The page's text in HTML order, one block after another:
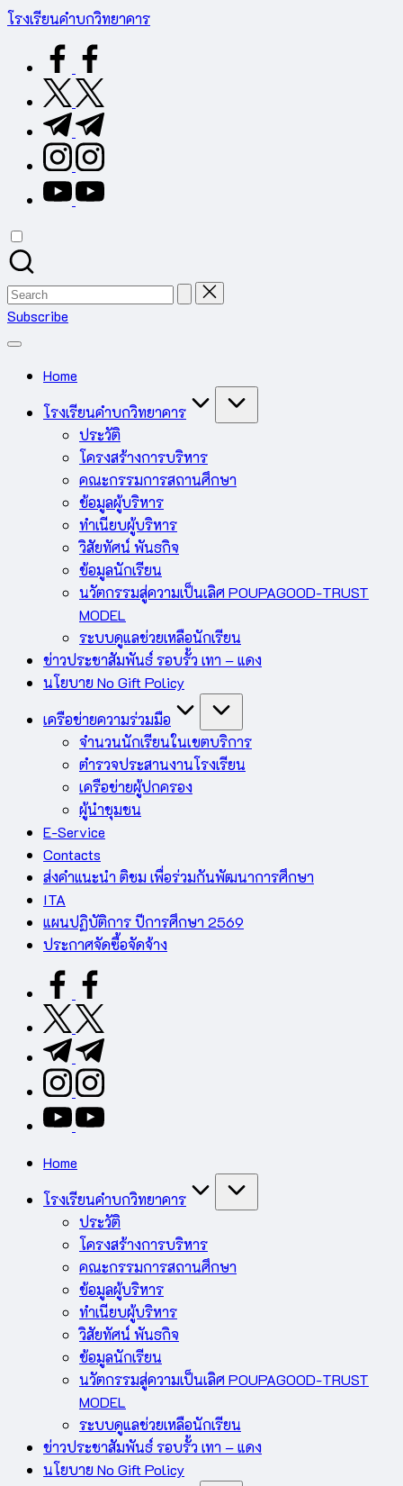
Skip
content
โรงเรียนคำบกวิทยาคาร
อ.คำชะอี
จ.มุกดาหาร
สำนักงาน
เขต
การ
ศึกษา
มุกดาหาร
facebook.com
twitter.com
t.me
instagram.com
youtube.com
Search
for:
Subscribe
Home
โรงเรียนคำบกวิทยาคาร
ประวัติ
โครงสร้างการบริหาร
คณะกรรมการสถานศึกษา
ข้อมูลผู้บริหาร
ทำเนียบผู้บริหาร
วิสัยทัศน์ พันธกิจ
ข้อมูลนักเรียน
นวัตกรรมสู่ความเป็นเลิศ POUPAGOOD-TRUST
MODEL
ระบบดูแลช่วยเหลือนักเรียน
ข่าวประชาสัมพันธ์ รอบรั้ว เทา – แดง
นโยบาย No Gift Policy
เครือข่ายความร่วมมือ
จำนวนนักเรียนในเขตบริการ
ตำรวจประสานงานโรงเรียน
เครือข่ายผู้ปกครอง
ผู้นำชุมชน
E-Service
Contacts
ส่งคำแนะนำ ติชม เพื่อร่วมกันพัฒนาการศึกษา
ITA
แผนปฏิบัติการ ปีการศึกษา 2569
ประกาศจัดซื้อจัดจ้าง
facebook.com
twitter.com
t.me
instagram.com
youtube.com
Home
โรงเรียนคำบกวิทยาคาร
ประวัติ
โครงสร้างการบริหาร
คณะกรรมการสถานศึกษา
ข้อมูลผู้บริหาร
ทำเนียบผู้บริหาร
วิสัยทัศน์ พันธกิจ
ข้อมูลนักเรียน
นวัตกรรมสู่ความเป็นเลิศ POUPAGOOD-TRUST
MODEL
ระบบดูแลช่วยเหลือนักเรียน
ข่าวประชาสัมพันธ์ รอบรั้ว เทา – แดง
นโยบาย No Gift Policy